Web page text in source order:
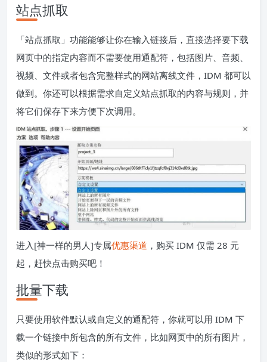
站点抓取
「站点抓取」功能能够让你在输入链接后，直接选择要下载
网页中的指定内容而不需要使用通配符，包括图片、音频、
视频、文件或者包含完整样式的网站离线文件，IDM 都可以
做到。你还可以根据需求自定义站点抓取的内容与规则，并
将它们保存下来方便下次调用。
进入[神一样的男人]专属优惠渠道 ，购买 IDM 仅需 28 元
起，赶快点击购买吧！
批量下载
只要使用软件默认或自定义的通配符，你就可以用 IDM 下
载一个链接中所包含的所有文件，比如网页中的所有图片，
类似的形式如下：